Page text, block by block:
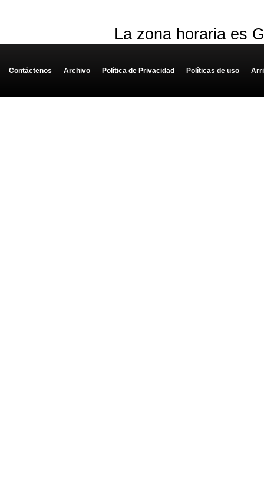
La zona horaria es
Contáctenos - Archivo - Política de Privacidad - Políticas de uso -